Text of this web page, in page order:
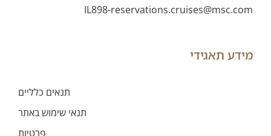
IL898-reservations.cruises@msc.com
מידע תאגידי
תנאים כלליים
תנאי שימוש באתר
פרטיות